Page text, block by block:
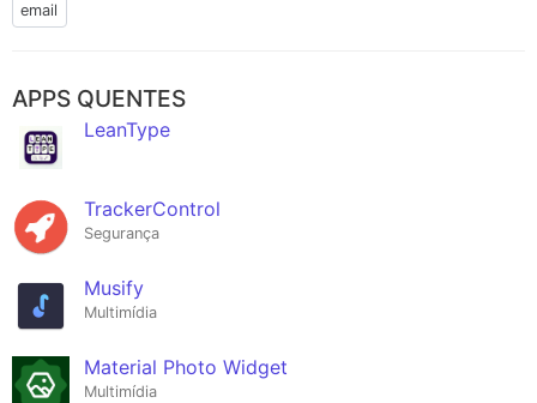
email
APPS QUENTES
LeanType
TrackerControl
Segurança
Musify
Multimídia
Material Photo Widget
Multimídia